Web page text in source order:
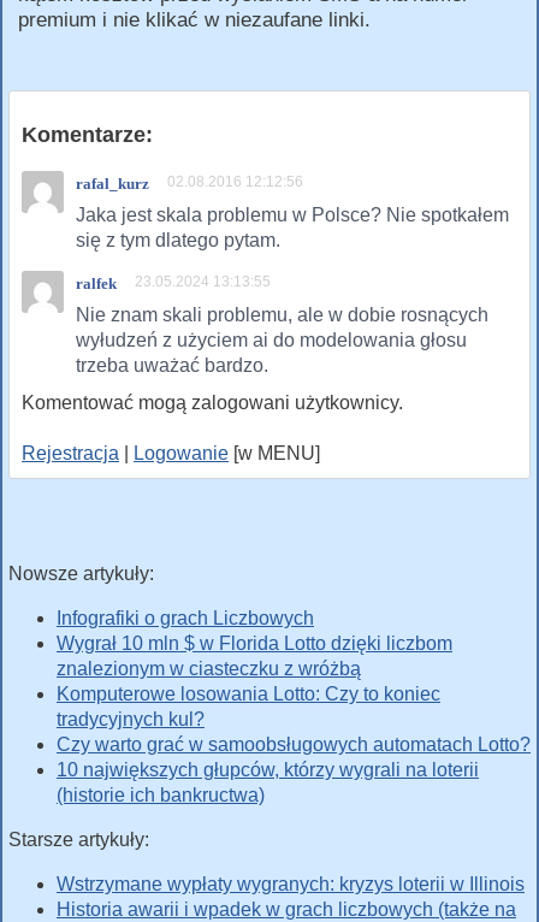
premium i nie klikać w niezaufane linki.
Komentarze:
rafal_kurz 02.08.2016 12:12:56
Jaka jest skala problemu w Polsce? Nie spotkałem
się z tym dlatego pytam.
ralfek 23.05.2024 13:13:55
Nie znam skali problemu, ale w dobie rosnących
wyłudzeń z użyciem ai do modelowania głosu
trzeba uważać bardzo.
Komentować mogą zalogowani użytkownicy.
Rejestracja Logowanie [w MENU]
Nowsze artykuły:
Infografiki o grach Liczbowych
Wygrał 10 mln $ w Florida Lotto dzięki liczbom
znalezionym w ciasteczku z wróżbą
Komputerowe losowania Lotto: Czy to koniec
tradycyjnych kul?
Czy warto grać w samoobsługowych automatach Lotto?
10 największych głupców, którzy wygrali na loterii
(historie ich bankructwa)
Starsze artykuły:
Wstrzymane wypłaty wygranych: kryzys loterii w Illinois
Historia awarii i wpadek w grach liczbowych (także na